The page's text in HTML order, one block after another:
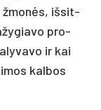
žmonės, iš­sit­
pro­
ir kai
kal­bos